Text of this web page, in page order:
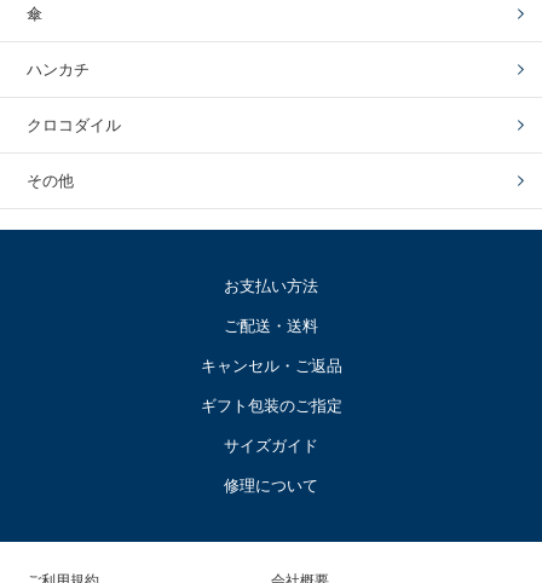
傘
ハンカチ
クロコダイル
その他
お支払い方法
ご配送・送料
キャンセル・ご返品
ギフト包装のご指定
サイズガイド
修理について